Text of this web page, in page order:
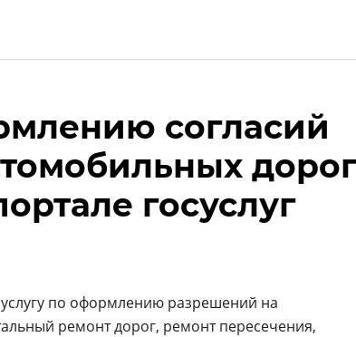
согласий
госуслуг
по оформлению разрешений на
ремонт дорог, ремонт пересечения,